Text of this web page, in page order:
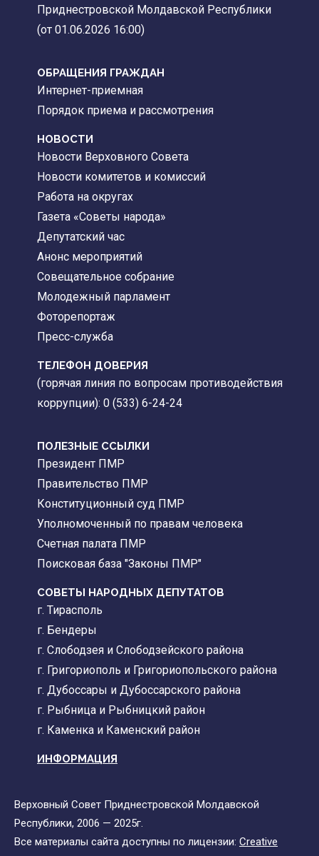
Приднестровской Молдавской Республики
(от 01.06.2026 16:00)
ОБРАЩЕНИЯ ГРАЖДАН
Интернет-приемная
Порядок приема и рассмотрения
НОВОСТИ
Новости Верховного Совета
Новости комитетов и комиссий
Работа на округах
Газета «Советы народа»
Депутатский час
Анонс мероприятий
Совещательное собрание
Молодежный парламент
Фоторепортаж
Пресс-служба
ТЕЛЕФОН ДОВЕРИЯ
(горячая линия по вопросам противодействия
коррупции): 0 (533) 6-24-24
ПОЛЕЗНЫЕ ССЫЛКИ
Президент ПМР
Правительство ПМР
Конституционный суд ПМР
Уполномоченный по правам человека
Счетная палата ПМР
Поисковая база "Законы ПМР"
СОВЕТЫ НАРОДНЫХ ДЕПУТАТОВ
г. Тирасполь
г. Бендеры
г. Слободзея и Слободзейского района
г. Григориополь и Григориопольского района
г. Дубоссары и Дубоссарского района
г. Рыбница и Рыбницкий район
г. Каменка и Каменский район
ИНФОРМАЦИЯ
Верховный Совет Приднестровской Молдавской
Республики, 2006 — 2025г.
Все материалы сайта доступны по лицензии: Creative